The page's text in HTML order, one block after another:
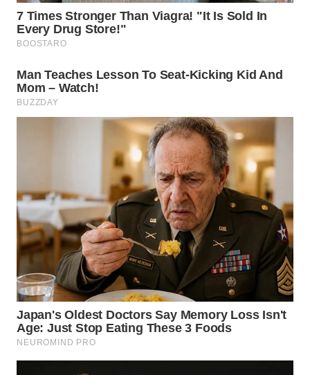
PADANG
LAWAS
SUMEDANG
WN
SERIBU
WN
TANGERANG
WN
BINJAI
WN